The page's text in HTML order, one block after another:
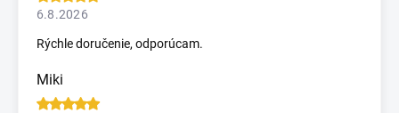
6.8.2026
Rýchle doručenie, odporúcam.
Miki